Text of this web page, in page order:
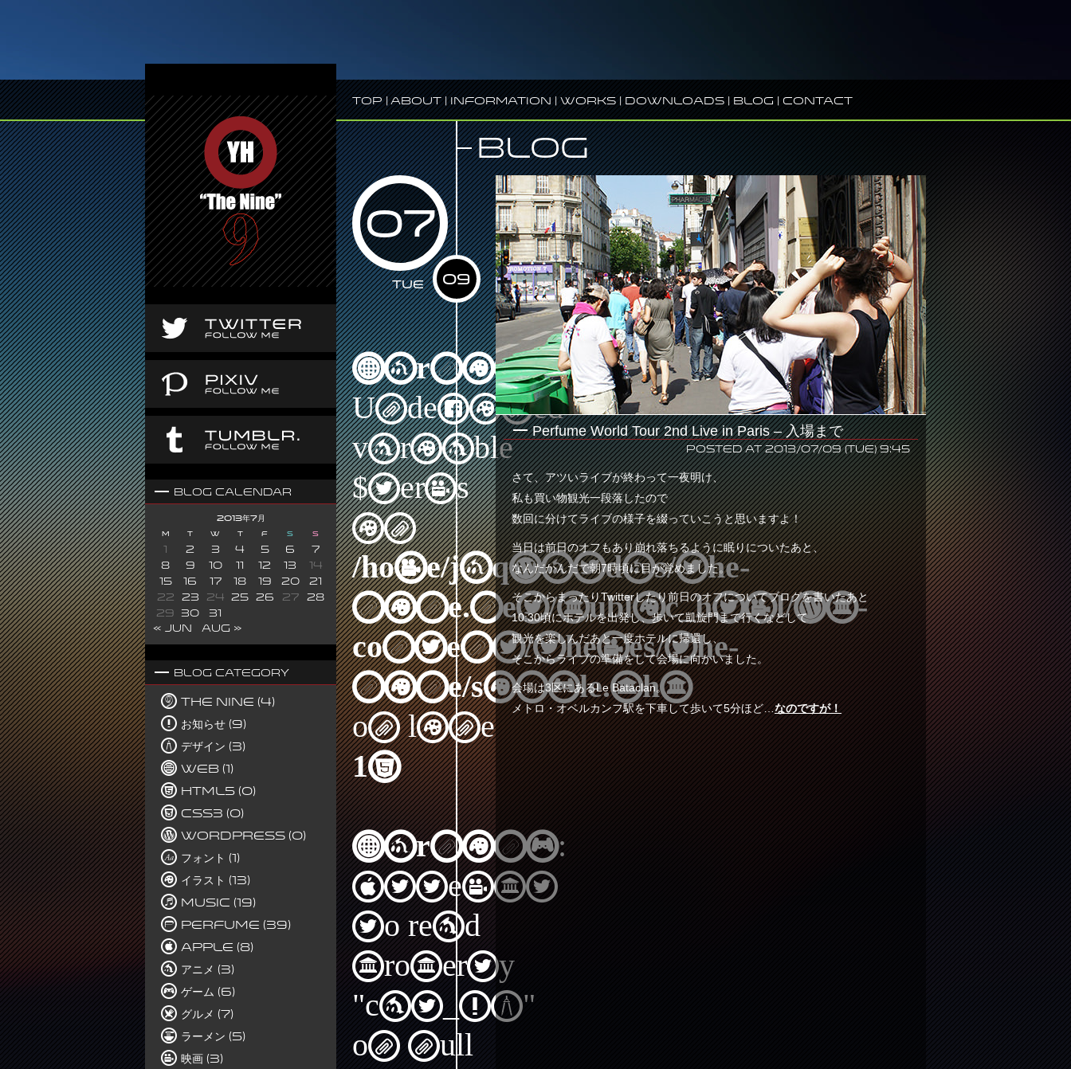
Top|About| Information Works Downloads Blog Contact
Blog Calendar
2013年7月
M W F S S
2 3 4 5 6
7
8
9 10 12 13
14
15
16 17 18 19 20
21
22
23 24 25 26 27
28
29
30
31
« Jun
Aug »
Blog Category
The Nine (4)
お知らせ (9)
デザイン (3)
Web (1)
HTML5 (0)
CSS3 (0)
WordPress (0)
フォント (1)
イラスト (13)
Music (19)
Perfume (39)
Apple (8)
アニメ (3)
ゲーム (6)
グルメ (7)
ラーメン (5)
映画 (3)
Blog
07
09
Tue
Warning:
Undefined
variable
$terms
in
/home/jaqwatdas/the-
nine.net/public_html/wp-
content/themes/the-
nine/single.php
on line
15
Warning:
Attempt
to read
property
"cat_ID"
on null
Perfume World Tour 2nd Live in Paris – 入場まで
Posted at 2013/07/09 (Tue) 9:45
さて、アツいライブが終わって一夜明け、
私も買い物観光一段落したので
数回に分けてライブの様子を綴っていこうと思いますよ！
当日は前日のオフもあり崩れ落ちるように眠りについたあと、
なんだかんだで朝7時頃に目が覚めました。
そこからまったりTwitterしたり前日のオフについてブログを書いたあと
10:30頃にホテルを出発し、歩いて凱旋門まで行くなどして
観光を楽しんだあと一度ホテルに帰還し、
そこからライブの準備をして会場に向かいました。
会場は3区にあるLe Bataclan。
メトロ・オベルカンフ駅を下車して歩いて5分ほど…なのですが！